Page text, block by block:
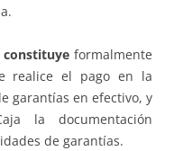
formalmente
realice el pago en la
garantías en efectivo, y
la documentación
de garantías.